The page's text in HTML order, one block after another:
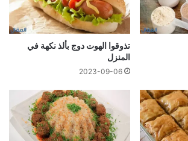
تذوقوا الهوت دوج بألذ نكهة في
المنزل
2023-09-06